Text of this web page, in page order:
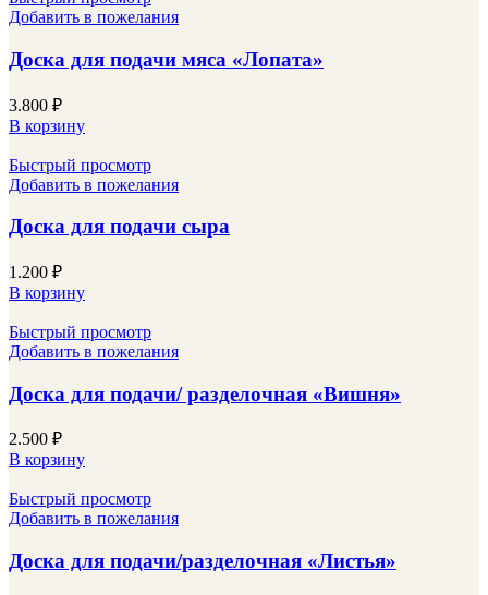
Добавить в пожелания
Доска для подачи мяса «Лопата»
3.800 ₽
В корзину
Быстрый просмотр
Добавить в пожелания
Доска для подачи сыра
1.200 ₽
В корзину
Быстрый просмотр
Добавить в пожелания
Доска для подачи/ разделочная «Вишня»
2.500 ₽
В корзину
Быстрый просмотр
Добавить в пожелания
Доска для подачи/разделочная «Листья»